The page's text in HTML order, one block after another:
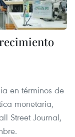
en términos de
monetaria,
Street Journal,